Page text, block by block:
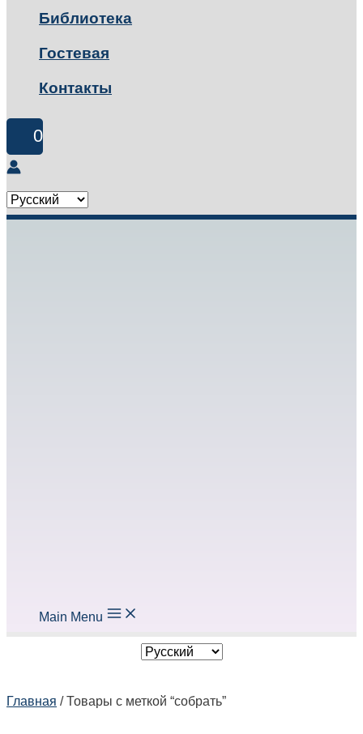
Библиотека
Гостевая
Контакты
0
Main Menu
Главная / Товары с меткой “собрать”